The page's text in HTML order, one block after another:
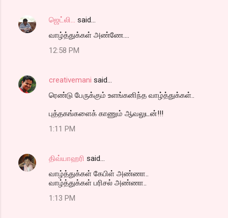
ஜெட்லி...
said…
வாழ்த்துக்கள் அண்ணே....
12:58 PM
creativemani said…
ரெண்டு பேருக்கும் உளங்கனிந்த வாழ்த்துக்கள்..
புத்தகங்களைக் காணும் ஆவலுடன்!!!
1:11 PM
திவ்யாஹரி said…
வாழ்த்துக்கள் கேபிள் அண்ணா..
வாழ்த்துக்கள் பரிசல் அண்ணா..
1:13 PM